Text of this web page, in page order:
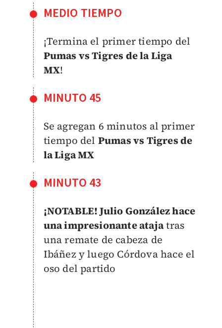
MEDIO TIEMPO
¡Termina el primer tiempo del
Pumas vs Tigres de la Liga
MX!
MINUTO 45
Se agregan 6 minutos al primer
tiempo del Pumas vs Tigres de
la Liga MX
MINUTO 43
¡NOTABLE! Julio González hace
una impresionante atajatras
una remate de cabeza de
Ibáñez y luego Córdova hace el
oso del partido